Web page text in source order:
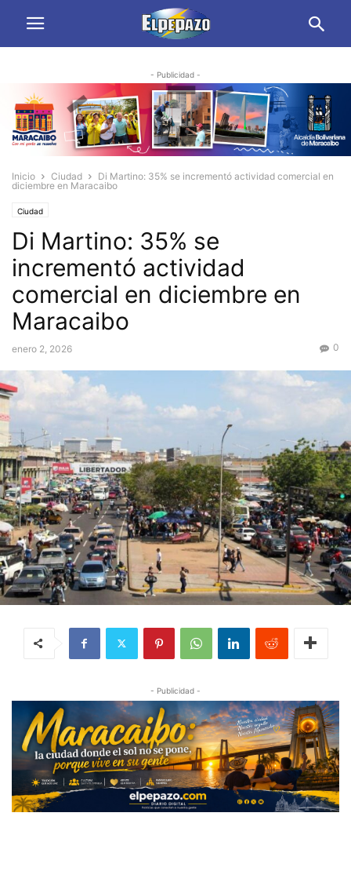
- Publicidad -
Inicio Ciudad
Di Martino: 35% se incrementó actividad comercial en
diciembre en Maracaibo
Ciudad
Di Martino: 35% se
incrementó actividad
comercial en diciembre en
Maracaibo
enero 2, 2026 0
- Publicidad -